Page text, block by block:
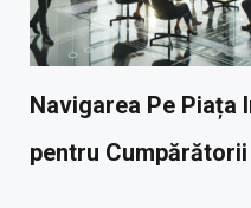
Navigarea Pe Piața
pentru